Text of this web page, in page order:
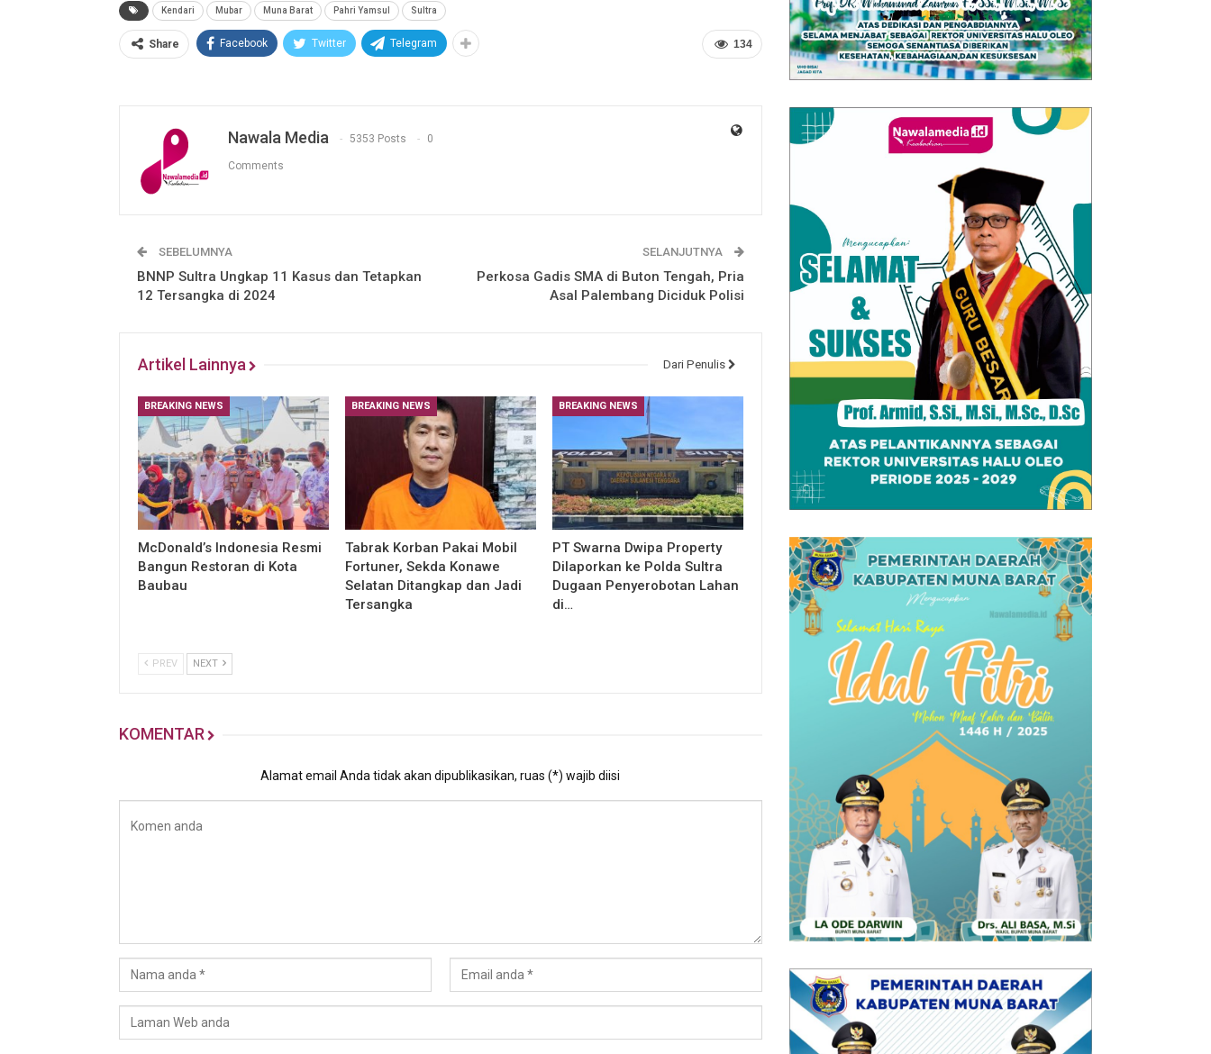
Kendari Mubar Muna Barat Pahri Yamsul Sultra
134
Share Facebook Twitter Telegram
Nawala Media 5353 Posts 0
Comments
SEBELUMNYA
BNNP Sultra Ungkap 11 Kasus dan Tetapkan
12 Tersangka di 2024
SELANJUTNYA
Perkosa Gadis SMA di Buton Tengah, Pria
Asal Palembang Diciduk Polisi
Artikel Lainnya Dari Penulis
BREAKING NEWS
McDonald’s Indonesia Resmi
Bangun Restoran di Kota
Baubau
BREAKING NEWS
Tabrak Korban Pakai Mobil
Fortuner, Sekda Konawe
Selatan Ditangkap dan Jadi
Tersangka
BREAKING NEWS
PT Swarna Dwipa Property
Dilaporkan ke Polda Sultra
Dugaan Penyerobotan Lahan
di…
PREV NEXT
KOMENTAR
Alamat email Anda tidak akan dipublikasikan, ruas (*) wajib diisi